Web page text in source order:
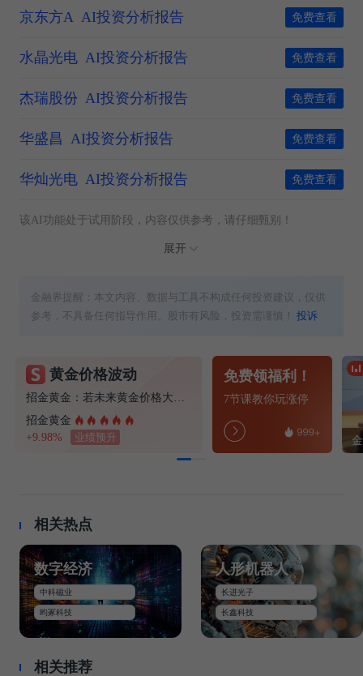
京东方A AI投资分析报告 免费查看
水晶光电 AI投资分析报告 免费查看
杰瑞股份 AI投资分析报告 免费查看
华盛昌 AI投资分析报告 免费查看
华灿光电 AI投资分析报告 免费查看
该AI功能处于试用阶段，内容仅供参考，请仔细甄别！
展开
金融界提醒：本文内容、数据与工具不构成任何投资建议，仅供
参考，不具备任何指导作用。股市有风险，投资需谨慎！投诉
黄金价格波动
招金黄金
+9.98%
业绩预升
免费领福利！
7节课教你玩涨停
相关热点
数字经济
中科磁业
昀冢科技
人形机器人
长进光子
长鑫科技
相关推荐